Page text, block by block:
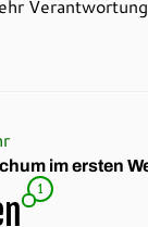
im ersten
1